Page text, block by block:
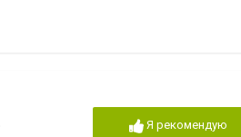
Я рекомендую